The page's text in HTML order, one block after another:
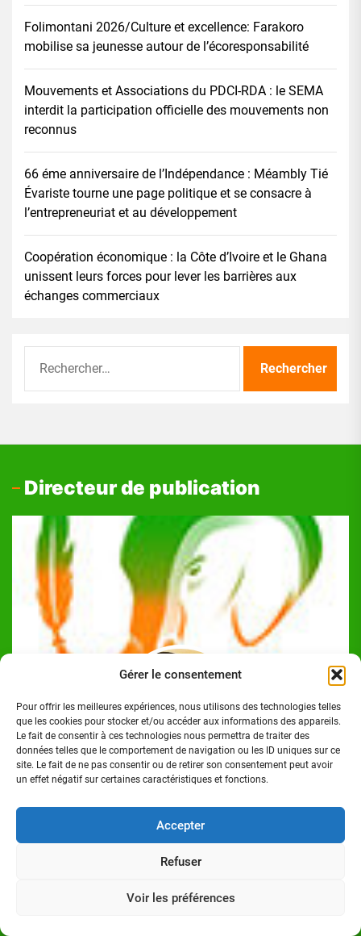
Gérer le consentement
Pour offrir les meilleures expériences, nous utilisons des technologies telles
que les cookies pour stocker et/ou accéder aux informations des appareils.
Le fait de consentir à ces technologies nous permettra de traiter des
données telles que le comportement de navigation ou les ID uniques sur ce
site. Le fait de ne pas consentir ou de retirer son consentement peut avoir
un effet négatif sur certaines caractéristiques et fonctions.
Accepter
Refuser
Voir les préférences
Folimontani 2026/Culture et excellence: Farakoro
mobilise sa jeunesse autour de l’écoresponsabilité
Mouvements et Associations du PDCI-RDA : le SEMA
interdit la participation officielle des mouvements non
reconnus
66 éme anniversaire de l’Indépendance : Méambly Tié
Évariste tourne une page politique et se consacre à
l’entrepreneuriat et au développement
Coopération économique : la Côte d’Ivoire et le Ghana
unissent leurs forces pour lever les barrières aux
échanges commerciaux
Directeur de publication
Josué Koffi
titulaire d'un Master en communication option Journalisme
à l'Institut Polytechnique des Sciences et Techniques de la
médias.